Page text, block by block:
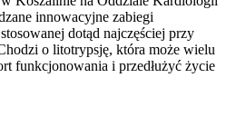
innowacyjne zabiegi
dotąd najczęściej przy
o litotrypsję, która może wielu
funkcjonowania i przedłużyć życie